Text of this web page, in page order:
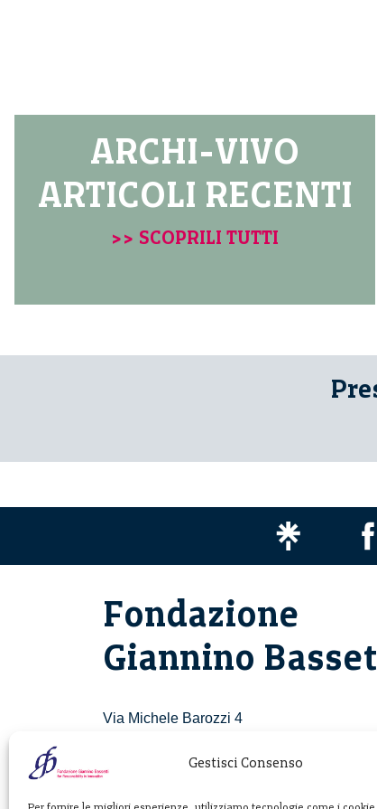
Gestisci Consenso
ARCHI-VIVO
ARTICOLI RECENTI
>> SCOPRILI TUTTI
Fondazione
Giannino
Via Michele Barozzi 4
T. +39 02 781933